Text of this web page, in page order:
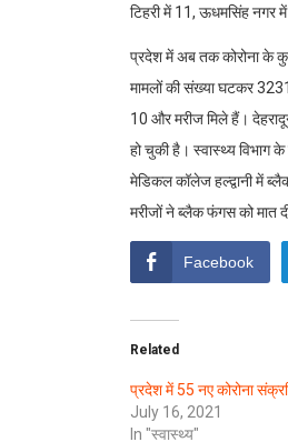
टिहरी में 11, ऊधमसिंह नगर
प्रदेश में अब तक कोरोना के
मामलों की संख्या घटकर
10 और मरीज मिले हैं।
हो चुकी है। स्वास्थ्य विभाग
मेडिकल कॉलेज हल्द्वानी में
मरीजों ने ब्लैक फंगस को मात
Facebook
Related
प्रदेश में 55 नए कोरोना
July 16, 2021
In "स्वास्थ्य"